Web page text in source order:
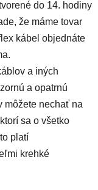
do 14. hodiny
že máme tovar
kábel objednáte
a iných
a opatrnú
môžete nechať na
sa o všetko
platí
krehké